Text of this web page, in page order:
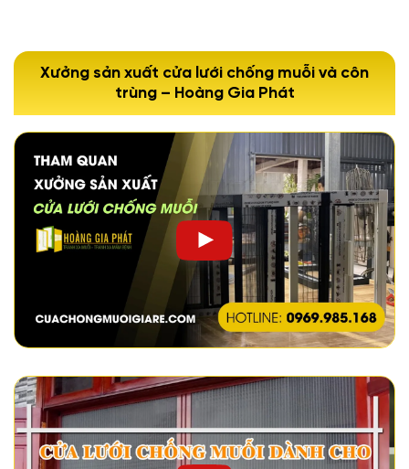
Xưởng sản xuất cửa lưới chống muỗi và côn
trùng – Hoàng Gia Phát